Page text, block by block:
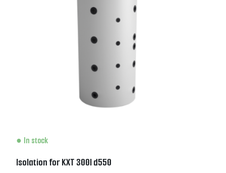
In stock
Isolation for KXT 300l d550